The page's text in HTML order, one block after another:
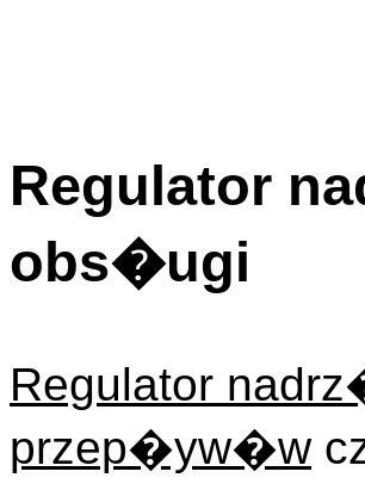
Regulator
obs�ugi
Regulator
przep�yw�w